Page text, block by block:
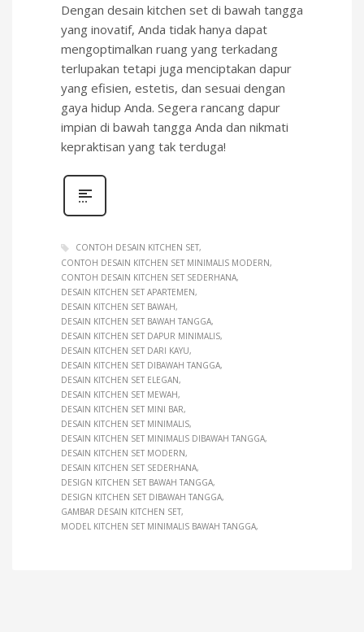
Dengan desain kitchen set di bawah tangga
yang inovatif, Anda tidak hanya dapat
mengoptimalkan ruang yang terkadang
terlupakan tetapi juga menciptakan dapur
yang efisien, estetis, dan sesuai dengan
gaya hidup Anda. Segera rancang dapur
impian di bawah tangga Anda dan nikmati
kepraktisan yang tak terduga!
CONTOH DESAIN KITCHEN SET
CONTOH DESAIN KITCHEN SET MINIMALIS MODERN
CONTOH DESAIN KITCHEN SET SEDERHANA
DESAIN KITCHEN SET APARTEMEN
DESAIN KITCHEN SET BAWAH
DESAIN KITCHEN SET BAWAH TANGGA
DESAIN KITCHEN SET DAPUR MINIMALIS
DESAIN KITCHEN SET DARI KAYU
DESAIN KITCHEN SET DIBAWAH TANGGA
DESAIN KITCHEN SET ELEGAN
DESAIN KITCHEN SET MEWAH
DESAIN KITCHEN SET MINI BAR
DESAIN KITCHEN SET MINIMALIS
DESAIN KITCHEN SET MINIMALIS DIBAWAH TANGGA
DESAIN KITCHEN SET MODERN
DESAIN KITCHEN SET SEDERHANA
DESIGN KITCHEN SET BAWAH TANGGA
DESIGN KITCHEN SET DIBAWAH TANGGA
GAMBAR DESAIN KITCHEN SET
MODEL KITCHEN SET MINIMALIS BAWAH TANGGA